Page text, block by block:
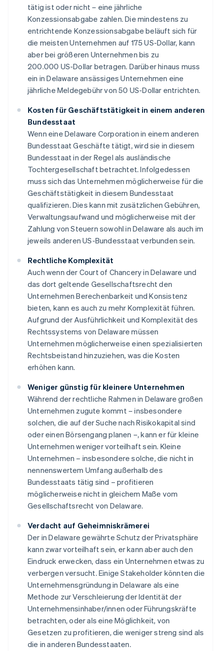
tätig ist oder nicht – eine jährliche
Konzessionsabgabe zahlen. Die mindestens zu
entrichtende Konzessionsabgabe beläuft sich für
die meisten Unternehmen auf 175 US-Dollar, kann
aber bei größeren Unternehmen bis zu
200.000 US-Dollar betragen. Darüber hinaus muss
ein in Delaware ansässiges Unternehmen eine
jährliche Meldegebühr von 50 US-Dollar entrichten.
Kosten für Geschäftstätigkeit in einem anderen
Bundesstaat
Wenn eine Delaware Corporation in einem anderen
Bundesstaat Geschäfte tätigt, wird sie in diesem
Bundesstaat in der Regel als ausländische
Tochtergesellschaft betrachtet. Infolgedessen
muss sich das Unternehmen möglicherweise für die
Geschäftstätigkeit in diesem Bundesstaat
qualifizieren. Dies kann mit zusätzlichen Gebühren,
Verwaltungsaufwand und möglicherweise mit der
Zahlung von Steuern sowohl in Delaware als auch im
jeweils anderen US-Bundesstaat verbunden sein.
Rechtliche Komplexität
Auch wenn der Court of Chancery in Delaware und
das dort geltende Gesellschaftsrecht den
Unternehmen Berechenbarkeit und Konsistenz
bieten, kann es auch zu mehr Komplexität führen.
Aufgrund der Ausführlichkeit und Komplexität des
Rechtssystems von Delaware müssen
Unternehmen möglicherweise einen spezialisierten
Rechtsbeistand hinzuziehen, was die Kosten
erhöhen kann.
Weniger günstig für kleinere Unternehmen
Während der rechtliche Rahmen in Delaware großen
Unternehmen zugute kommt – insbesondere
solchen, die auf der Suche nach Risikokapital sind
oder einen Börsengang planen –, kann er für kleine
Unternehmen weniger vorteilhaft sein. Kleine
Unternehmen – insbesondere solche, die nicht in
nennenswertem Umfang außerhalb des
Bundesstaats tätig sind – profitieren
möglicherweise nicht in gleichem Maße vom
Gesellschaftsrecht von Delaware.
Verdacht auf Geheimniskrämerei
Der in Delaware gewährte Schutz der Privatsphäre
kann zwar vorteilhaft sein, er kann aber auch den
Eindruck erwecken, dass ein Unternehmen etwas zu
verbergen versucht. Einige Stakeholder könnten die
Unternehmensgründung in Delaware als eine
Methode zur Verschleierung der Identität der
Unternehmensinhaber/innen oder Führungskräfte
betrachten, oder als eine Möglichkeit, von
Gesetzen zu profitieren, die weniger streng sind als
die in anderen Bundesstaaten.